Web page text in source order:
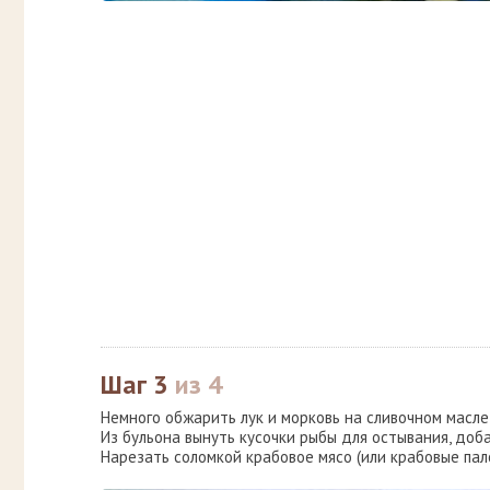
Шаг 3 из 4
Немного обжарить лук и морковь на сливочном
Из бульона вынуть кусочки рыбы для остывания,
Нарезать соломкой крабовое мясо (или крабовые